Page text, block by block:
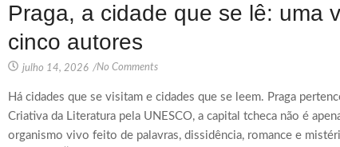
Praga, a cidade que se lê: uma
cinco autores
julho 14, 2026 /No Comments
Há cidades que se visitam e cidades que se leem. Praga
Criativa da Literatura pela UNESCO, a capital tcheca não é
organismo vivo feito de palavras, dissidência, romance e